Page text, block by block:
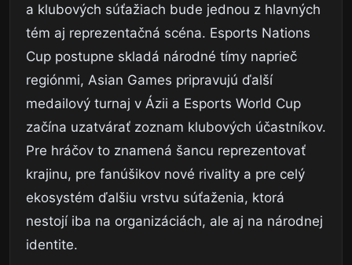
a klubových súťažiach bude jednou z hlavných
tém aj reprezentačná scéna. Esports Nations
Cup postupne skladá národné tímy naprieč
regiónmi, Asian Games pripravujú ďalší
medailový turnaj v Ázii a Esports World Cup
začína uzatvárať zoznam klubových účastníkov.
Pre hráčov to znamená šancu reprezentovať
krajinu, pre fanúšikov nové rivality a pre celý
ekosystém ďalšiu vrstvu súťaženia, ktorá
nestojí iba na organizáciách, ale aj na národnej
identite.